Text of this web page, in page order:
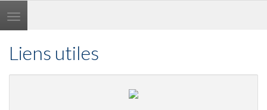
Toggle
navigation
Liens utiles